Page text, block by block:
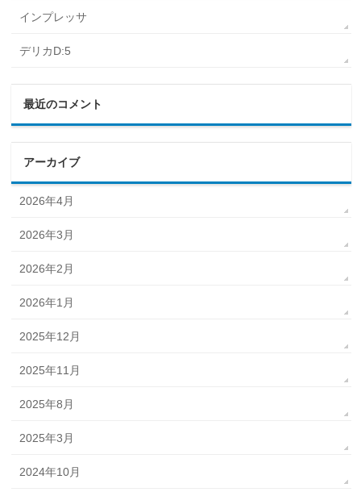
インプレッサ
デリカD:5
最近のコメント
アーカイブ
2026年4月
2026年3月
2026年2月
2026年1月
2025年12月
2025年11月
2025年8月
2025年3月
2024年10月